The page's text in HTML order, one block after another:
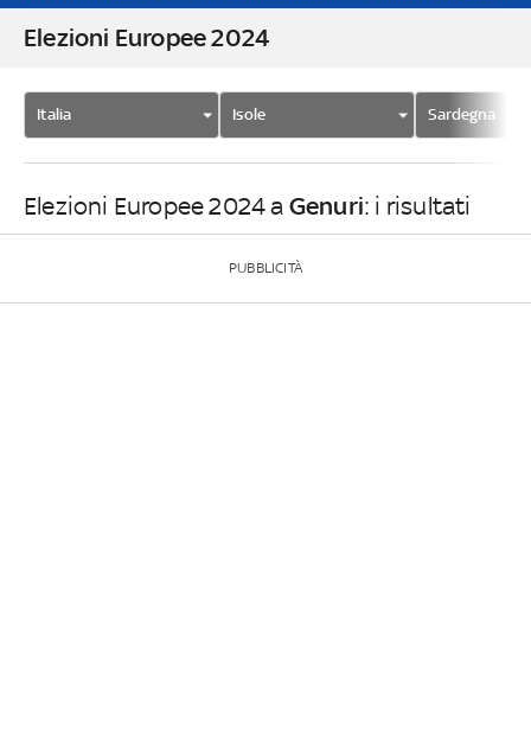
Elezioni Europee 2024
Italia Isole Sardegna
Elezioni Europee 2024 a Genuri: i risultati
PUBBLICITÀ